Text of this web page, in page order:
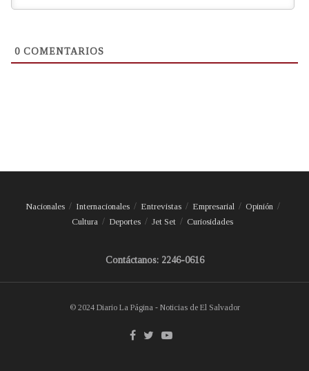
0 COMENTARIOS
Nacionales Internacionales Entrevistas Empresarial
Opinión
Cultura
Deportes Jet Set Curiosidades
Contáctanos: 2246-0616
© 2024 Diario La Página - Noticias de El Salvador